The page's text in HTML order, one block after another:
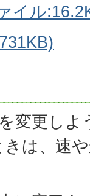
イル
変更し
は、速